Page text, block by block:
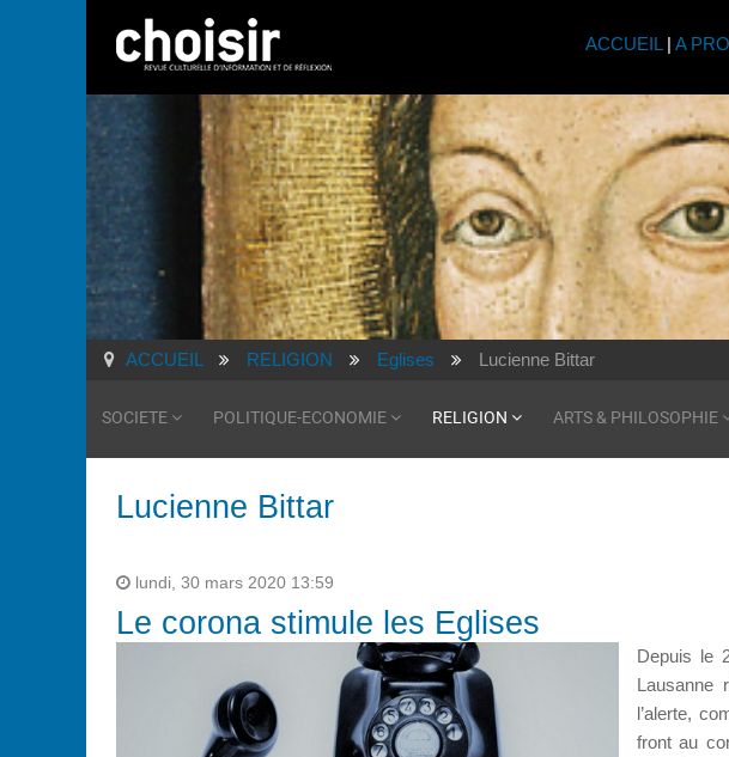
ACCUEIL | A
ACCUEIL RELIGION Eglises Lucienne Bittar
SOCIETE POLITIQUE-ECONOMIE RELIGION ARTS & PHILOSOPHIE
Lucienne Bittar
lundi, 30 mars 2020 13:59
Le corona stimule les Eglises
Depuis le
Lausanne
l’alerte,
front au